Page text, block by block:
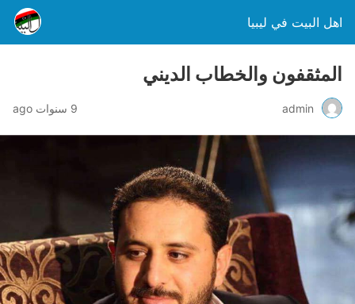
اهل البيت في ليبيا
المثقفون والخطاب الديني
admin 9 سنوات ago